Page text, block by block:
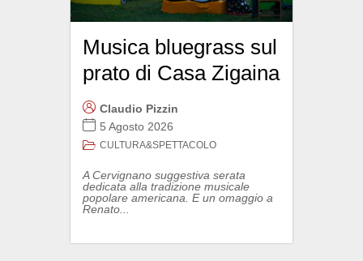
Musica bluegrass sul
prato di Casa Zigaina
Claudio Pizzin
5 Agosto 2026
CULTURA&SPETTACOLO
A Cervignano suggestiva serata
dedicata alla tradizione musicale
popolare americana. E un omaggio a
Renato...